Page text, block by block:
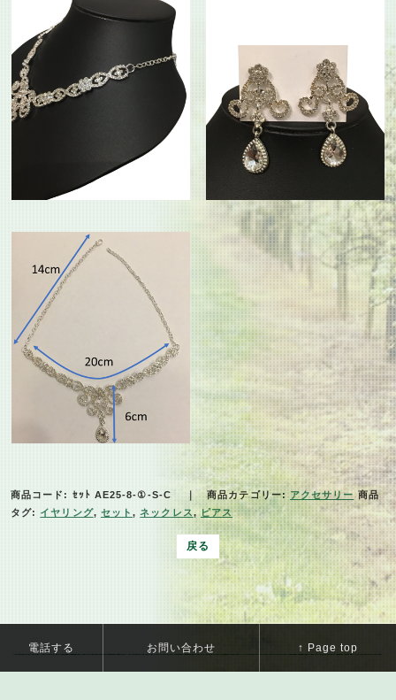
商品コード: ｾｯﾄ AE25-8-①-S-C 商品カテゴリー:アクセサリー 商品
タグ: イヤリング, セット,ネックレス,ピアス
戻る
電話する お問い合わせ ↑ Page top